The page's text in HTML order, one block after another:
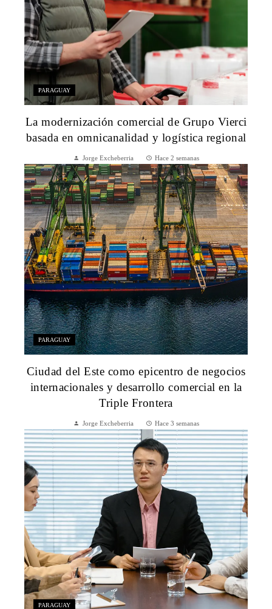
PARAGUAY
La modernización comercial de Grupo Vierci
basada en omnicanalidad y logística regional
Jorge Excheberria Hace 2 semanas
PARAGUAY
Ciudad del Este como epicentro de negocios
internacionales y desarrollo comercial en la
Triple Frontera
Jorge Excheberria Hace 3 semanas
PARAGUAY